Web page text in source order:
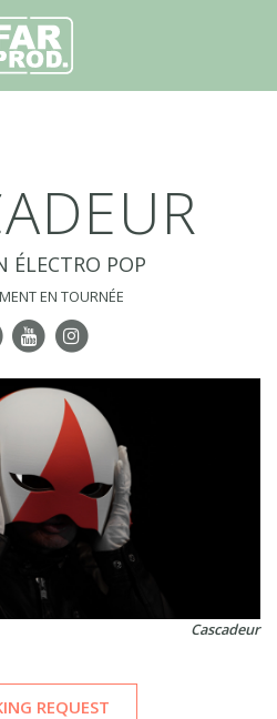
ÉLECTRO POP
EN TOURNÉE
Cascadeur
REQUEST